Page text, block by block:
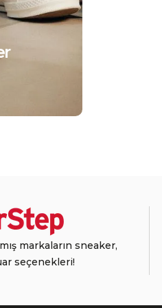
markaların sneaker,
seçenekleri!